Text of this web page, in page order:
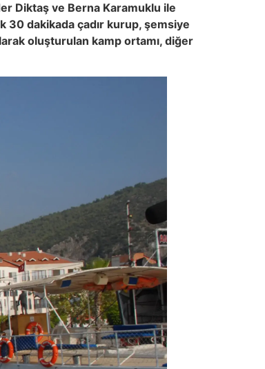
Diktaş ve Berna Karamuklu ile
30 dakikada çadır kurup, şemsiye
oluşturulan kamp ortamı, diğer